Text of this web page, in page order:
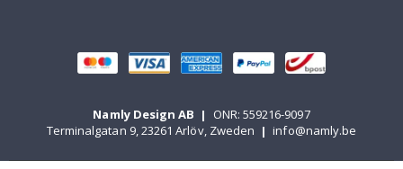
Namly Design AB |
ONR: 559216-9097
Terminalgatan 9, 23261 Arlöv, Zweden | info@namly.be